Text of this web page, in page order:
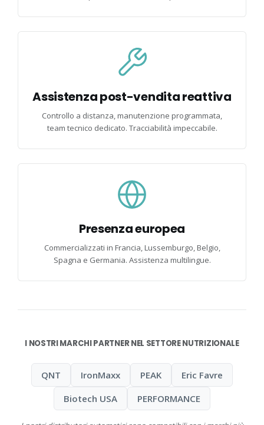
Assistenza post-vendita reattiva
Controllo a distanza, manutenzione programmata,
team tecnico dedicato. Tracciabilità impeccabile.
Presenza europea
Commercializzati in Francia, Lussemburgo, Belgio,
Spagna e Germania. Assistenza multilingue.
I NOSTRI MARCHI PARTNER NEL SETTORE NUTRIZIONALE
QNT IronMaxx PEAK
Eric Favre
Biotech USA
PERFORMANCE